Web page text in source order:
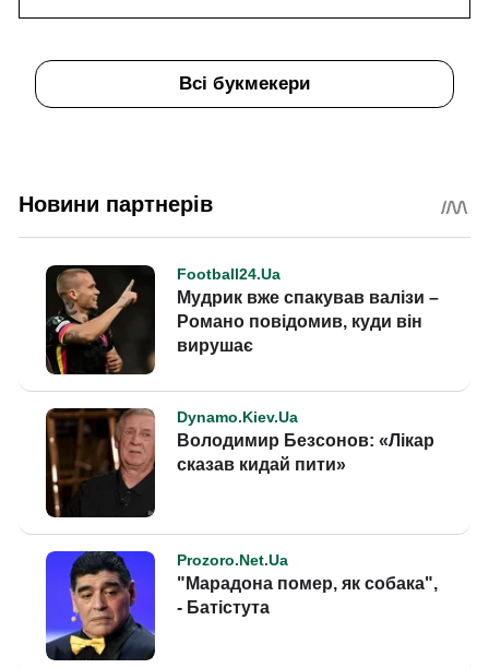
Всі букмекери